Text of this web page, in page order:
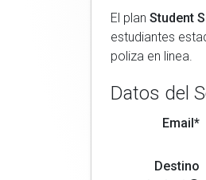
El plan Student
estudiantes estadounidenses en al extranjero. Por
poliza en linea.
Datos del
Email*
Destino